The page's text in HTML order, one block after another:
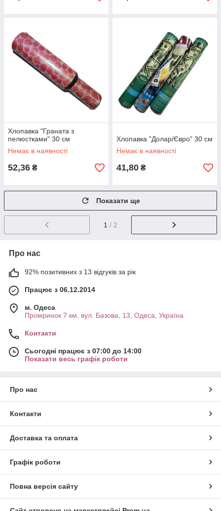
Хлопавка "Граната з
пелюстками" 30 см
Немає в наявності
52,36 ₴
Хлопавка "Долар/Євро" 30 см
Немає в наявності
41,80 ₴
Показати ще
1 / 2
Про нас
92% позитивних з 13 відгуків за рік
Працює з 06.12.2014
м. Одеса
Промринок 7 км, вул. Базова, 13, Одеса, Україна
Контакти
Сьогодні працює з 07:00 до 14:00
Показати весь графік роботи
Про нас
Контакти
Доставка та оплата
Графік роботи
Повна версія сайту